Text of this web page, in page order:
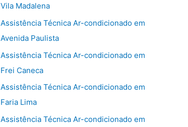
Vila Madalena
Assistência Técnica Ar-condicionado em
Avenida Paulista
Assistência Técnica Ar-condicionado em
Frei Caneca
Assistência Técnica Ar-condicionado em
Faria Lima
Assistência Técnica Ar-condicionado em